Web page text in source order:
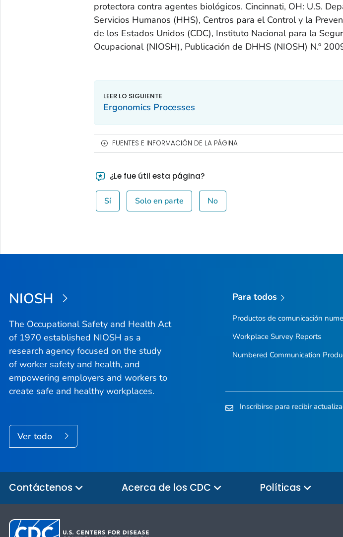
protectora contra agentes biológicos. Cincinnati, OH: U.S.
Servicios Humanos (HHS), Centros para el Control y la
de los Estados Unidos (CDC), Instituto Nacional para la
Ocupacional (NIOSH), Publicación de DHHS (NIOSH) N.º
Ergonomics Processes
FUENTES E INFORMACIÓN DE LA PÁGINA
¿Le fue útil esta página?
Sí Solo en parte No
NIOSH
The Occupational Safety and Health Act
of 1970 established NIOSH as a
research agency focused on the study
of worker safety and health, and
empowering employers and workers to
create safe and healthy workplaces.
Ver todo
Para todos
Productos de comunicación
Workplace Survey Reports
Numbered Communication
Inscribirse para recibir
Contáctenos Acerca de los CDC Políticas